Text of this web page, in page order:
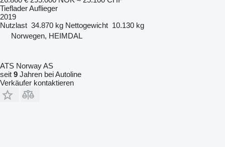
Tieflader Auflieger
2019
Nutzlast 34.870 kg Nettogewicht 10.130 kg
Norwegen, HEIMDAL
ATS Norway AS
seit 9 Jahren bei Autoline
Verkäufer kontaktieren